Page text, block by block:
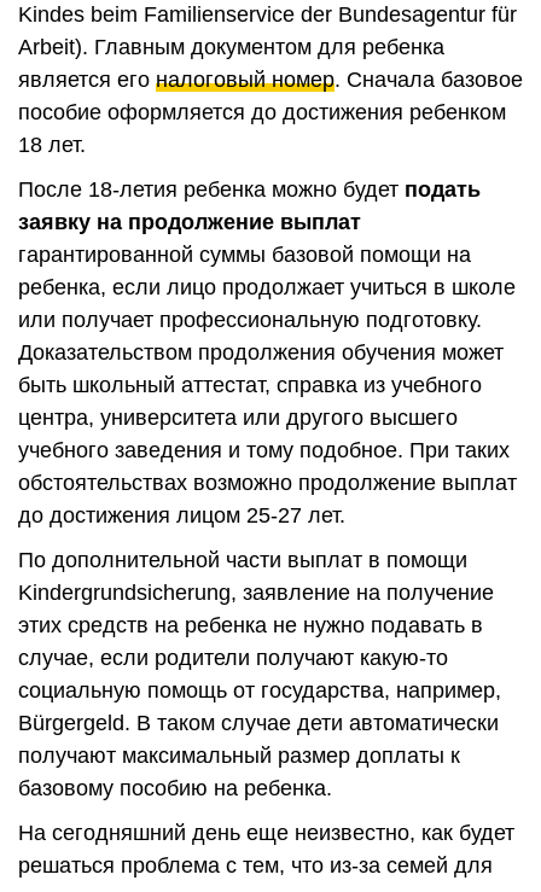
Kindes beim Familienservice der Bundesagentur für
Arbeit). Главным документом для ребенка
является его налоговый номер. Сначала базовое
пособие оформляется до достижения ребенком
18 лет.
После 18-летия ребенка можно будет подать
заявку на продолжение выплат
гарантированной суммы базовой помощи на
ребенка, если лицо продолжает учиться в школе
или получает профессиональную подготовку.
Доказательством продолжения обучения может
быть школьный аттестат, справка из учебного
центра, университета или другого высшего
учебного заведения и тому подобное. При таких
обстоятельствах возможно продолжение выплат
до достижения лицом 25-27 лет.
По дополнительной части выплат в помощи
Kindergrundsicherung, заявление на получение
этих средств на ребенка не нужно подавать в
случае, если родители получают какую-то
социальную помощь от государства, например,
Bürgergeld. В таком случае дети автоматически
получают максимальный размер доплаты к
базовому пособию на ребенка.
На сегодняшний день еще неизвестно, как будет
решаться проблема с тем, что из-за семей для